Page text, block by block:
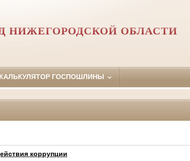
НИЖЕГОРОДСКОЙ ОБЛАСТИ
КАЛЬКУЛЯТОР ГОСПОШЛИНЫ
коррупции